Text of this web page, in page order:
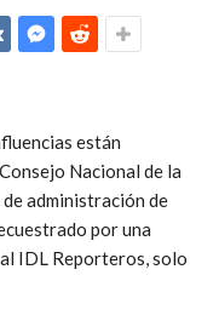
están
Nacional de la
administración de
por una
IDL Reporteros, solo